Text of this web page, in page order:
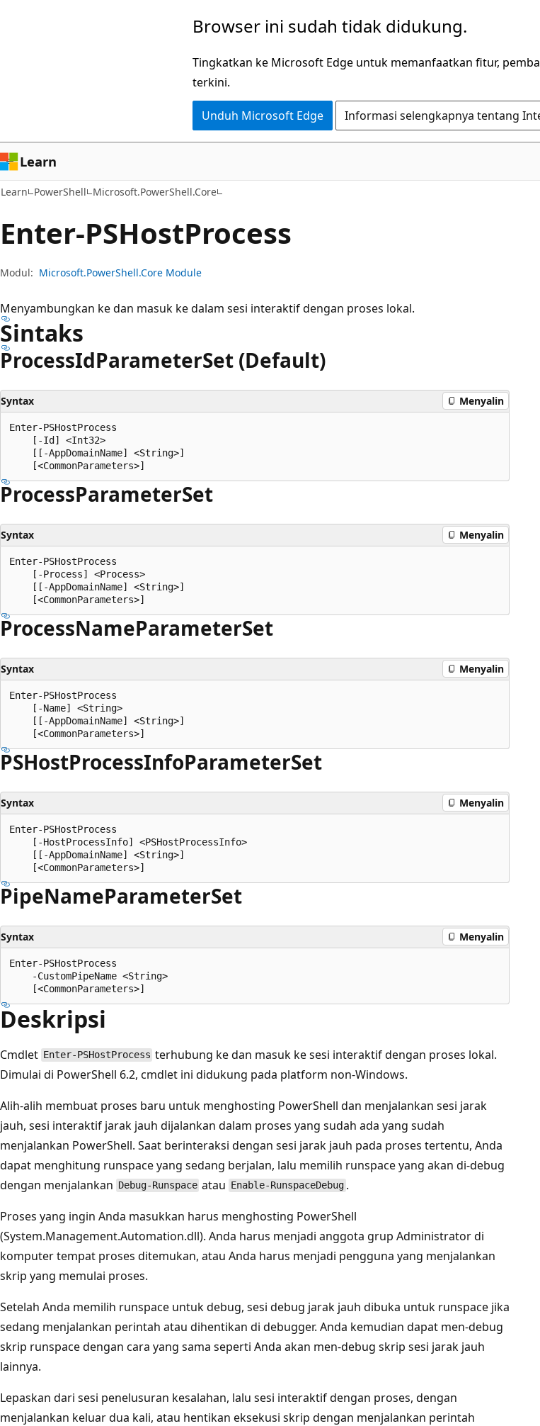
Browser ini sudah tidak didukung.
Tingkatkan ke Microsoft Edge untuk memanfaatkan fitur,
terkini.
Unduh Microsoft Edge Informasi selengkapnya tentang
Learn
Learn PowerShell Microsoft.PowerShell.Core
Enter-PSHostProcess
Modul: Microsoft.PowerShell.Core Module
Menyambungkan ke dan masuk ke dalam sesi interaktif dengan proses lokal.
Sintaks
ProcessIdParameterSet (Default)
Syntax Menyalin
Enter-PSHostProcess
    [-Id] <Int32>
    [[-AppDomainName] <String>]
ProcessParameterSet
Syntax Menyalin
Enter-PSHostProcess
    [-Process] <Process>
    [[-AppDomainName] <String>]
ProcessNameParameterSet
Syntax Menyalin
Enter-PSHostProcess
    [-Name] <String>
    [[-AppDomainName] <String>]
PSHostProcessInfoParameterSet
Syntax Menyalin
Enter-PSHostProcess
    [-HostProcessInfo] <PSHostProcessInfo>
    [[-AppDomainName] <String>]
PipeNameParameterSet
Syntax Menyalin
Enter-PSHostProcess
    -CustomPipeName <String>
Deskripsi
Cmdlet Enter-PSHostProcess terhubung ke dan masuk ke sesi interaktif dengan proses lokal.
Dimulai di PowerShell 6.2, cmdlet ini didukung pada platform non-Windows.
Alih-alih membuat proses baru untuk menghosting PowerShell dan menjalankan sesi jarak
jauh, sesi interaktif jarak jauh dijalankan dalam proses yang sudah ada yang sudah
menjalankan PowerShell. Saat berinteraksi dengan sesi jarak jauh pada proses tertentu, Anda
dapat menghitung runspace yang sedang berjalan, lalu memilih runspace yang akan di-debug
dengan menjalankan Debug-Runspace atau Enable-RunspaceDebug .
Proses yang ingin Anda masukkan harus menghosting PowerShell
(System.Management.Automation.dll). Anda harus menjadi anggota grup Administrator di
komputer tempat proses ditemukan, atau Anda harus menjadi pengguna yang menjalankan
skrip yang memulai proses.
Setelah Anda memilih runspace untuk debug, sesi debug jarak jauh dibuka untuk runspace jika
sedang menjalankan perintah atau dihentikan di debugger. Anda kemudian dapat men-debug
skrip runspace dengan cara yang sama seperti Anda akan men-debug skrip sesi jarak jauh
lainnya.
Lepaskan dari sesi penelusuran kesalahan, lalu sesi interaktif dengan proses, dengan
menjalankan keluar dua kali, atau hentikan eksekusi skrip dengan menjalankan perintah